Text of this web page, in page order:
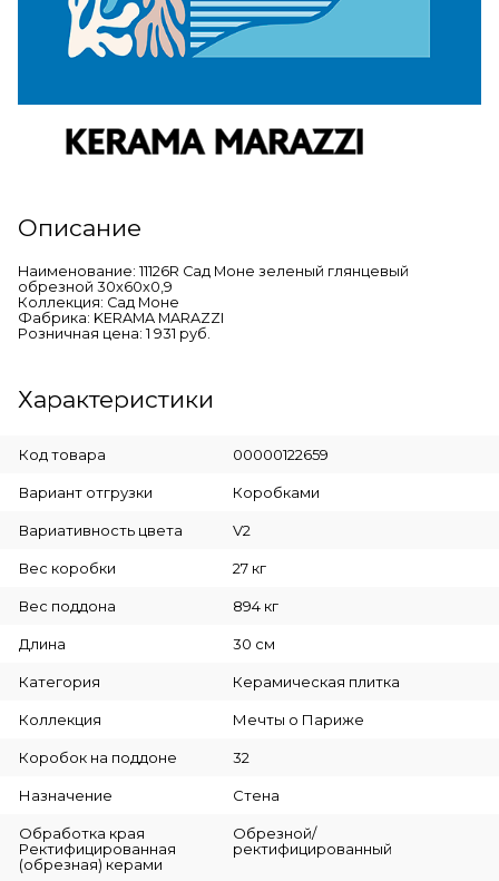
Описание
Наименование: 11126R Сад Моне зеленый глянцевый
обрезной 30x60x0,9
Коллекция: Сад Моне
Фабрика: KERAMA MARAZZI
Розничная цена: 1 931 руб.
Характеристики
Код товара 00000122659
Вариант отгрузки Коробками
Вариативность цвета V2
Вес коробки 27 кг
Вес поддона 894 кг
Длина 30 см
Категория Керамическая плитка
Коллекция Мечты о Париже
Коробок на поддоне 32
Назначение Стена
Обработка края
Ректифицированная
(обрезная) керами
Обрезной/
ректифицированный